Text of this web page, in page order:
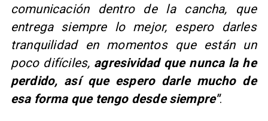
comunicación dentro de la cancha, que
entrega siempre lo mejor, espero darles
tranquilidad en momentos que están un
poco difíciles, agresividad que nunca la he
perdido, así que espero darle mucho de
esa forma que tengo desde siempre".